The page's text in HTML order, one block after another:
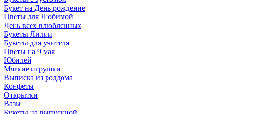
Букет на День рождение
Цветы для Любимой
День всех влюбленных
Букеты Лилии
Букеты для учителя
Цветы на 9 мая
Юбилей
Мягкие игрушки
Выписка из роддома
Конфеты
Открытки
Вазы
Букеты на выпускной